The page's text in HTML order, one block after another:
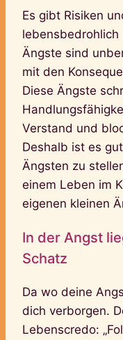
Es gibt Risiken
lebensbedrohlich
Ängste sind
mit den
Diese Ängste
Verstand und
Deshalb ist es
Ängsten zu
einem Leben im
eigenen kleinen
In der Angst
Schatz
Da wo deine
dich verborgen.
Lebenscredo: